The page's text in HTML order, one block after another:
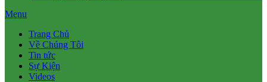
Menu
Trang Chủ
Về Chúng Tôi
Tin tức
Sự Kiện
Videos